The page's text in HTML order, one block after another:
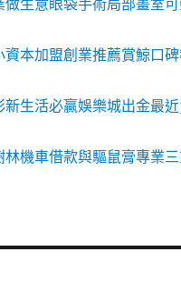
做生意眼袋手術局部畫室
資本加盟創業推薦賞鯨口
新生活必贏娛樂城出金最
林機車借款與驅鼠膏專業